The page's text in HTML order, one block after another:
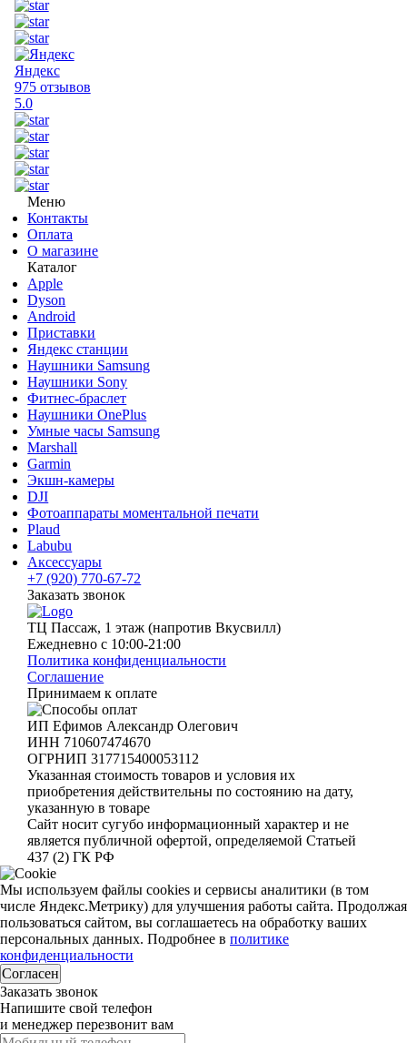
Яндекс
975 отзывов
5.0
Меню
Контакты
Оплата
О магазине
Каталог
Apple
Dyson
Android
Приставки
Яндекс станции
Наушники Samsung
Наушники Sony
Фитнес-браслет
Наушники OnePlus
Умные часы Samsung
Marshall
Garmin
Экшн-камеры
DJI
Фотоаппараты моментальной печати
Plaud
Labubu
Аксессуары
+7 (920) 770-67-72
Заказать звонок
ТЦ Пассаж, 1 этаж (напротив Вкусвилл)
Ежедневно с 10:00-21:00
Политика конфиденциальности
Соглашение
Принимаем к оплате
ИП Ефимов Александр Олегович
ИНН 710607474670
ОГРНИП317715400053112
Указанная стоимость товаров и условия их
приобретения действительны по состоянию на дату,
указанную в товаре
Сайт носит сугубо информационный характер и не
является публичной офертой, определяемой Статьей
437 (2) ГК РФ
Мы используем файлы cookies и сервисы аналитики (в том
числе Яндекс.Метрику) для улучшения работы сайта. Продолжая
пользоваться сайтом, вы соглашаетесь на обработку ваших
персональных данных. Подробнее в политике
конфиденциальности
Согласен
Заказать звонок
Напишите свой телефон
и менеджер перезвонит вам